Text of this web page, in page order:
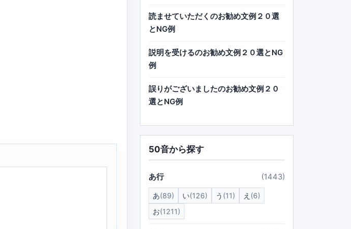
読ませていただくのお勧め文例２０選
とNG例
説明を受けるのお勧め文例２０選とNG
例
誤りがございましたのお勧め文例２０
選とNG例
50音から探す
あ行 (1443)
あ(89) い(126) う (11) え (6)
お(1211)